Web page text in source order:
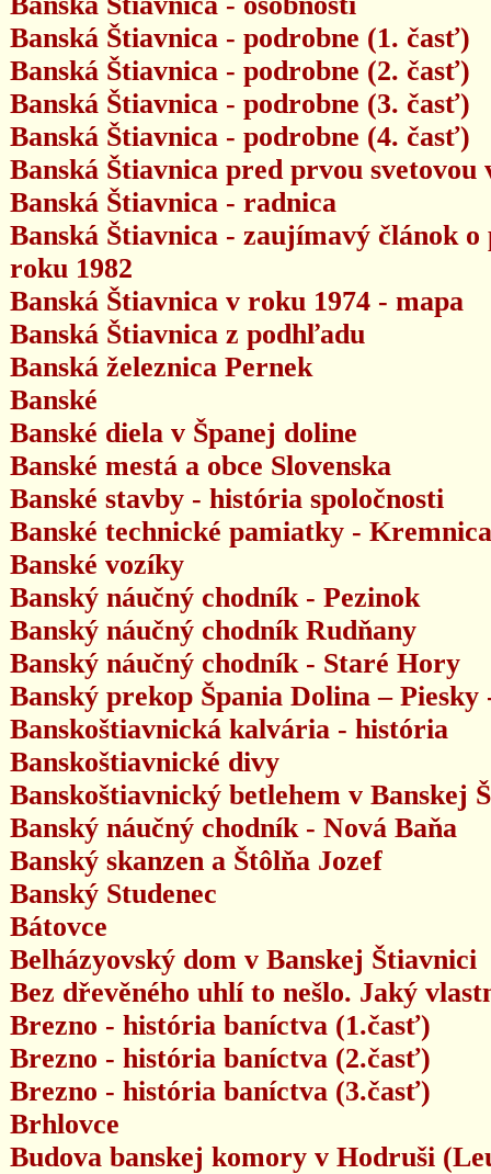
Banská Štiavnica - podrobne (1. časť)
Banská Štiavnica - podrobne (2. časť)
Banská Štiavnica - podrobne (3. časť)
Banská Štiavnica - podrobne (4. časť)
Banská Štiavnica pred prvou
Banská Štiavnica - radnica
Banská Štiavnica - zaujímavý článok
roku 1982
Banská Štiavnica v roku 1974 - mapa
Banská Štiavnica z podhľadu
Banská železnica Pernek
Banské
Banské diela v Španej doline
Banské mestá a obce Slovenska
Banské stavby - história spoločnosti
Banské technické pamiatky - Kremnica
Banské vozíky
Banský náučný chodník - Pezinok
Banský náučný chodník Rudňany
Banský náučný chodník - Staré Hory
Banský prekop Špania Dolina – Piesky
Banskoštiavnická kalvária - história
Banskoštiavnické divy
Banskoštiavnický betlehem v Banskej
Banský náučný chodník - Nová Baňa
Banský skanzen a Štôlňa Jozef
Banský Studenec
Bátovce
Belházyovský dom v Banskej Štiavnici
Bez dřevěného uhlí to nešlo. Jaký
Brezno - história baníctva (1.časť)
Brezno - história baníctva (2.časť)
Brezno - história baníctva (3.časť)
Brhlovce
Budova banskej komory v Hodruši